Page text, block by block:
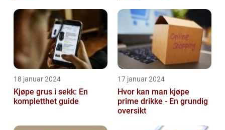
18 januar 2024
Kjøpe grus i sekk: En
kompletthet guide
17 januar 2024
Hvor kan man kjøpe
prime drikke - En grundig
oversikt